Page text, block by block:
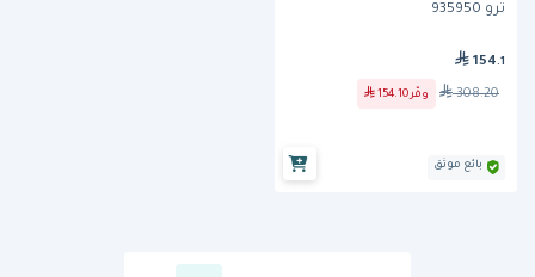
ترو 935950
154 .1
308.20 وفّر 154.10
بائع موثق